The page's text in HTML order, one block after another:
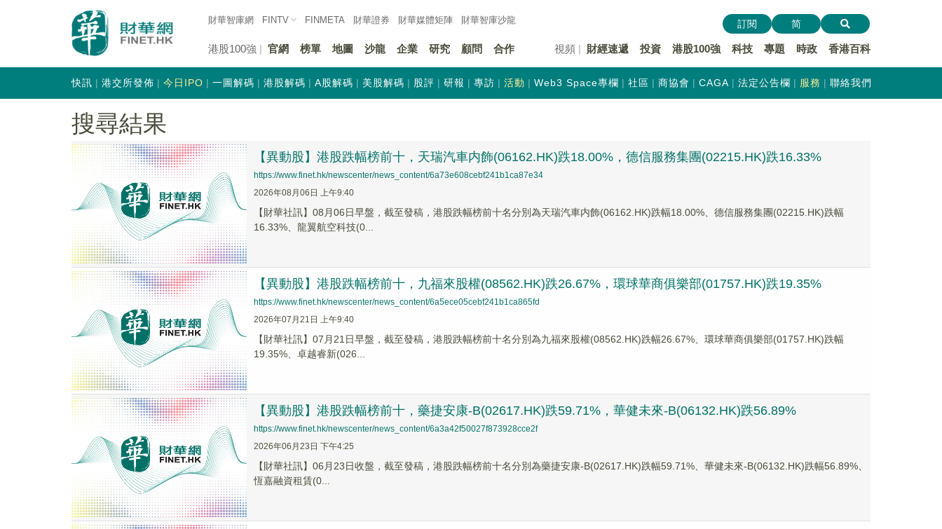
財華智庫網 FINTV FINMETA 財華證券 財華媒體矩陣 財華智庫沙龍
港股100強 官網 榜單 地圖 沙龍 企業 研究 顧問 合作 視頻 財經速遞 投資 港股100強 科技 專題 時政 香港百科
訂閱 简
快訊 港交所發佈 今日IPO 一圖解碼 港股解碼 A股解碼 美股解碼 股評 研報 專訪 活動 Web3 Space專欄 社區 商協會 CAGA 法定公告欄 服務 聯絡我們
搜尋結果
【異動股】港股跌幅榜前十，天瑞汽車内飾(06162.HK)跌18.00%，德信服務集團(02215.HK)跌16.33%
https://www.finet.hk/newscenter/news_content/6a73e608cebf241b1ca87e34
2026年08月06日 上午9:40
【財華社訊】08月06日早盤，截至發稿，港股跌幅榜前十名分別為天瑞汽車内飾(06162.HK)跌幅18.00%、德信服務集團(02215.HK)跌幅
16.33%、龍翼航空科技(0...
【異動股】港股跌幅榜前十，九福來股權(08562.HK)跌26.67%，環球華商俱樂部(01757.HK)跌19.35%
https://www.finet.hk/newscenter/news_content/6a5ece05cebf241b1ca865fd
2026年07月21日 上午9:40
【財華社訊】07月21日早盤，截至發稿，港股跌幅榜前十名分別為九福來股權(08562.HK)跌幅26.67%、環球華商俱樂部(01757.HK)跌幅
19.35%、卓越睿新(026...
【異動股】港股跌幅榜前十，藥捷安康-B(02617.HK)跌59.71%，華健未來-B(06132.HK)跌56.89%
https://www.finet.hk/newscenter/news_content/6a3a42f50027f873928cce2f
2026年06月23日 下午4:25
【財華社訊】06月23日收盤，截至發稿，港股跌幅榜前十名分別為藥捷安康-B(02617.HK)跌幅59.71%、華健未來-B(06132.HK)跌幅56.89%、
恆嘉融資租賃(0...